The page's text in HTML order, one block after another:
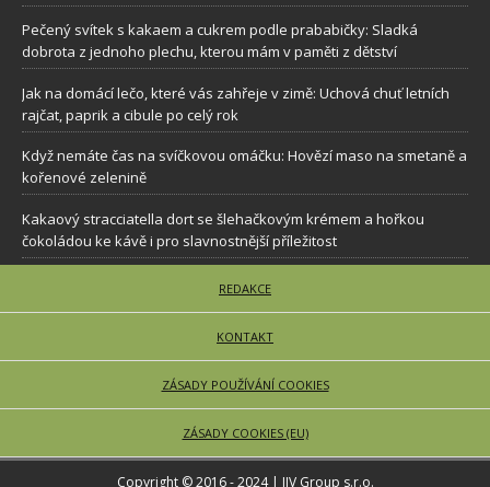
Pečený svítek s kakaem a cukrem podle prababičky: Sladká
dobrota z jednoho plechu, kterou mám v paměti z dětství
Jak na domácí lečo, které vás zahřeje v zimě: Uchová chuť letních
rajčat, paprik a cibule po celý rok
Když nemáte čas na svíčkovou omáčku: Hovězí maso na smetaně a
kořenové zelenině
Kakaový stracciatella dort se šlehačkovým krémem a hořkou
čokoládou ke kávě i pro slavnostnější příležitost
REDAKCE
KONTAKT
ZÁSADY POUŽÍVÁNÍ COOKIES
ZÁSADY COOKIES (EU)
Copyright © 2016 - 2024 | JJV Group s.r.o.